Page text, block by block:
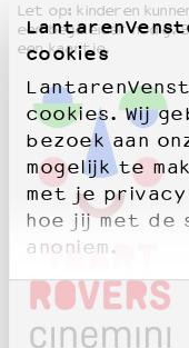
cookies
cookies. Wij
bezoek aan
mogelijk te
met je privacy
hoe jij met de
anoniem.
Let op: kinderen
een begeleider nodig.
een kaartje.